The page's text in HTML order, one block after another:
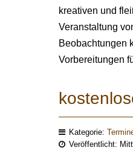
kreativen und
Veranstaltung
Beobachtungen
Vorbereitungen
Kategorie:
Veröffentlicht: